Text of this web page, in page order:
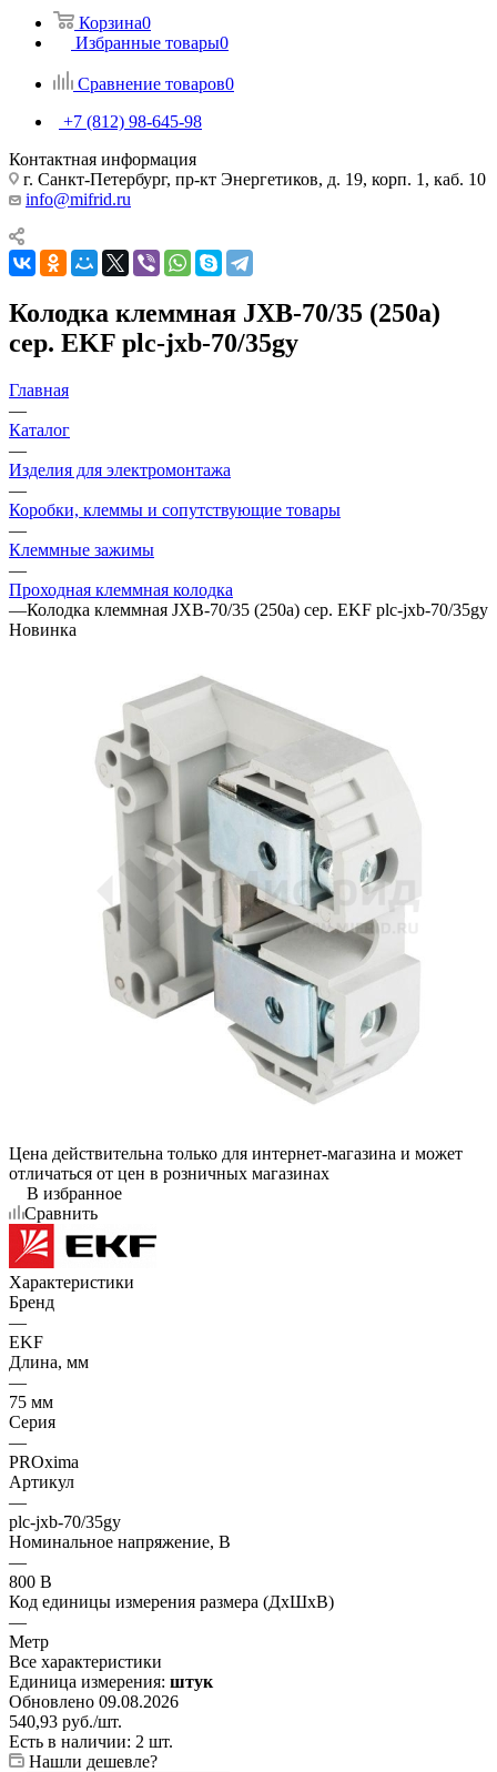
Корзина0
Избранные товары0
Сравнение товаров0
+7 (812) 98-645-98
Контактная информация
г. Санкт-Петербург, пр-кт Энергетиков, д. 19, корп. 1, каб. 10
info@mifrid.ru
Колодка клеммная JXB-70/35 (250а)
сер. EKF plc-jxb-70/35gy
Главная
—
Каталог
—
Изделия для электромонтажа
—
Коробки, клеммы и сопутствующие товары
—
Клеммные зажимы
—
Проходная клеммная колодка
—Колодка клеммная JXB-70/35 (250а) сер. EKF plc-jxb-70/35gy
Новинка
Цена действительна только для интернет-магазина и может
отличаться от цен в розничных магазинах
В избранное
Сравнить
Характеристики
Бренд
—
EKF
Длина, мм
—
75 мм
Серия
—
PROxima
Артикул
—
plc-jxb-70/35gy
Номинальное напряжение, В
—
800 В
Код единицы измерения размера (ДхШхВ)
—
Метр
Все характеристики
Единица измерения: штук
Обновлено 09.08.2026
540,93 руб./шт.
Есть в наличии: 2 шт.
Нашли дешевле?